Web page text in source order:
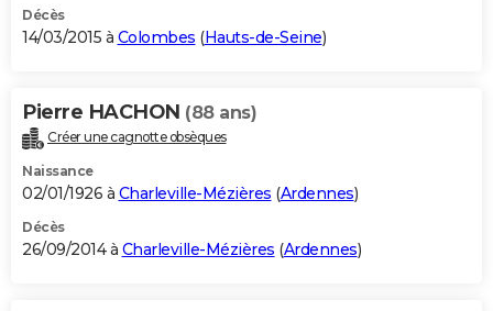
Décès
14/03/2015 à Colombes (Hauts-de-Seine)
Pierre HACHON (88 ans)
Créer une cagnotte obsèques
Naissance
02/01/1926 à Charleville-Mézières (Ardennes)
Décès
26/09/2014 à Charleville-Mézières (Ardennes)